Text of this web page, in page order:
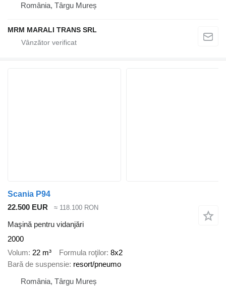
România, Târgu Mureș
MRM MARALI TRANS SRL
Scania P94
22.500 EUR
≈ 118.100 RON
Maşină pentru vidanjări
2000
Volum 22 m³ Formula roţilor 8x2
Bară de suspensie resort/pneumo
România, Târgu Mureș